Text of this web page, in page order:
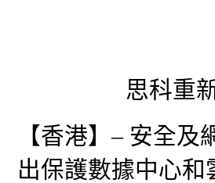
思科重
【香港】– 安全
出保護數據中心